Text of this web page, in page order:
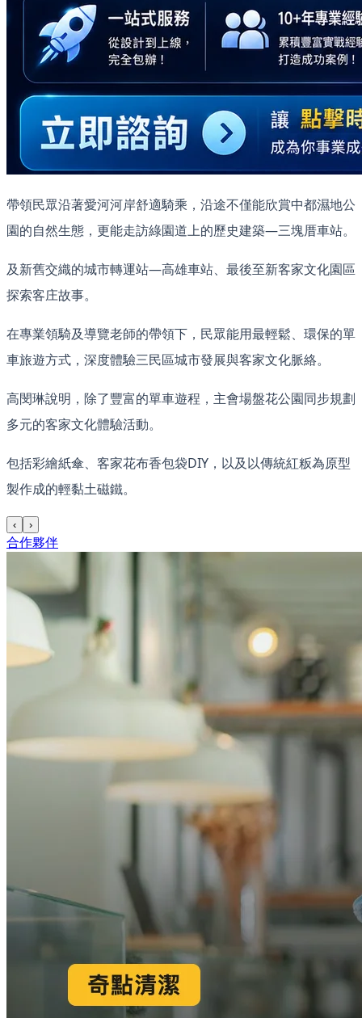
帶領民眾沿著愛河河岸舒適騎乘，沿途不僅能欣賞中都濕地公
園的自然生態，更能走訪綠園道上的歷史建築—三塊厝車站。
及新舊交織的城市轉運站—高雄車站、最後至新客家文化園區
探索客庄故事。
在專業領騎及導覽老師的帶領下，民眾能用最輕鬆、環保的單
車旅遊方式，深度體驗三民區城市發展與客家文化脈絡。
高閔琳說明，除了豐富的單車遊程，主會場盤花公園同步規劃
多元的客家文化體驗活動。
包括彩繪紙傘、客家花布香包袋DIY，以及以傳統紅粄為原型
製作成的輕黏土磁鐵。
‹ ›
合作夥伴